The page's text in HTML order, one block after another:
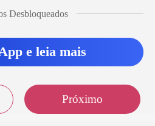
Desbloqueados
e leia mais
Próximo